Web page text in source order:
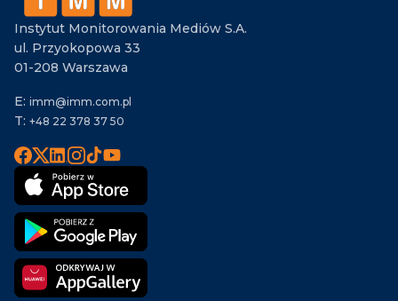
Instytut Monitorowania Mediów S.A.
ul. Przyokopowa 33
01-208 Warszawa
E: imm@imm.com.pl
T: +48 22 378 37 50